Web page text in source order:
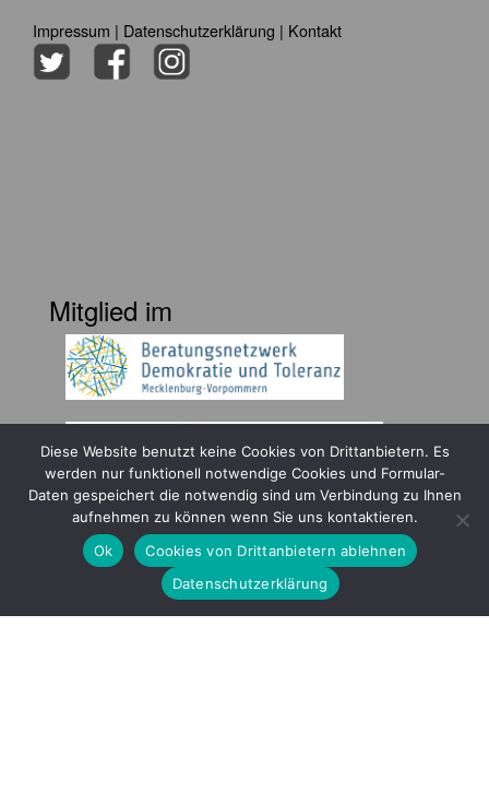
Impressum | Datenschutzerklärung | Kontakt
Mitglied im
Gefördert durch
Diese Website benutzt keine Cookies von Drittanbietern. Es
werden nur funktionell notwendige Cookies und Formular-
Daten gespeichert die notwendig sind um Verbindung zu Ihnen
aufnehmen zu können wenn Sie uns kontaktieren.
Ok
Cookies von Drittanbietern ablehnen
Datenschutzerklärung